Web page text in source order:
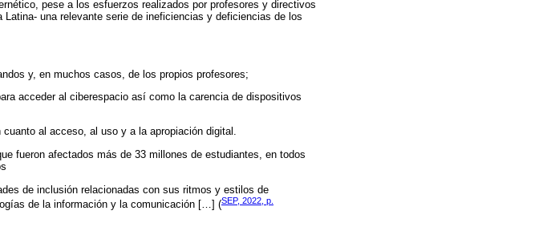
pese a los esfuerzos realizados por profesores y directivos
una relevante serie de ineficiencias y deficiencias de los
y, en muchos casos, de los propios profesores;
acceder al ciberespacio así como la carencia de dispositivos
al acceso, al uso y a la apropiación digital.
fueron afectados más de 33 millones de estudiantes, en todos
de inclusión relacionadas con sus ritmos y estilos de
de la información y la comunicación […] (SEP, 2022, p.